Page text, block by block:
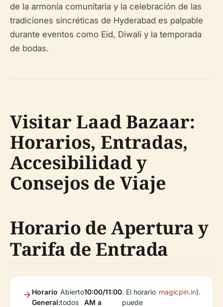
de la armonía comunitaria y la celebración de las
tradiciones sincréticas de Hyderabad es palpable
durante eventos como Eid, Diwali y la temporada
de bodas.
Visitar Laad Bazaar:
Horarios, Entradas,
Accesibilidad y
Consejos de Viaje
Horario de Apertura y
Tarifa de Entrada
Horario
General:
Abierto
todos
10:00/11:00
AM a
. El horario
puede
magicpin.in).